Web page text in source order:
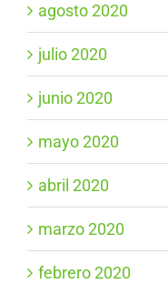
agosto 2020
julio 2020
junio 2020
mayo 2020
abril 2020
marzo 2020
febrero 2020